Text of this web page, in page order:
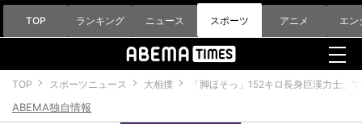
TOP ランキング ニュース スポーツ アニメ エン
TOP スポーツニュース 大相撲 「脚ほそっ」152キロ長身巨漢力士、
ABEMA独自情報